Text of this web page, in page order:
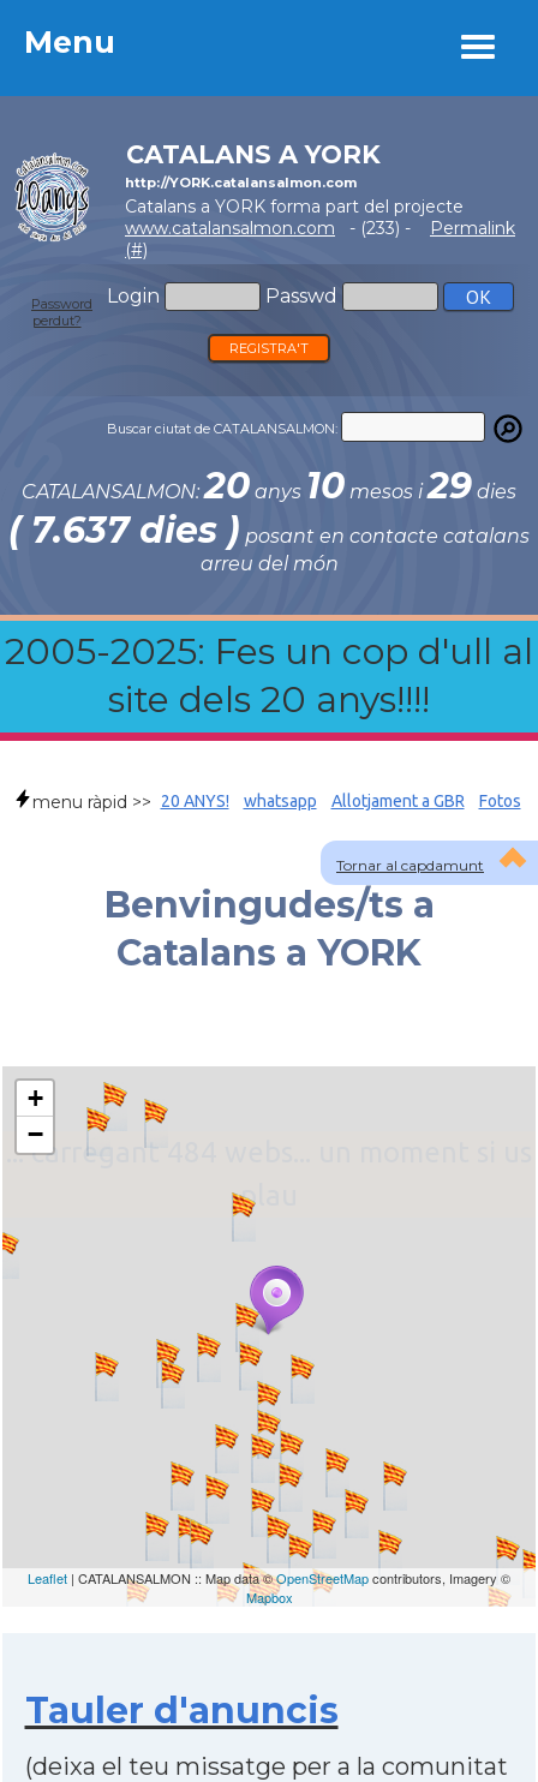
Menu
CATALANS A YORK
http://YORK.catalansalmon.com
Catalans a YORK forma part del projecte
www.catalansalmon.com - (233) -
Permalink
(#)
Login Passwd
Password
perdut?
REGISTRA'T
Buscar ciutat de CATALANSALMON:
CATALANSALMON:20 anys 10 mesos i29 dies
( 7.637 dies ) posant en contacte catalans
arreu del món
2005-2025: Fes un cop d'ull al
site dels 20 anys!!!!
Menu
Tornar al capdamunt
menu ràpid >> 20 ANYS! whatsapp Allotjament a GBR Fotos
Benvingudes/ts a
Catalans a YORK
... carregant 484 webs... un moment si us
plau
+
−
Leaflet | CATALANSALMON :: Map data ©OpenStreetMapcontributors, Imagery ©
Mapbox
Tauler d'anuncis
(deixa el teu missatge per a la comunitat